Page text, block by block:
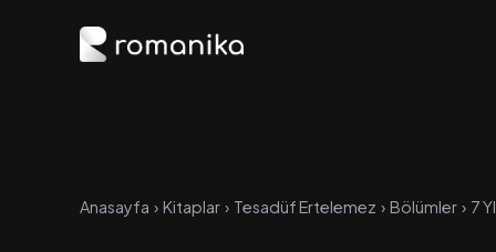
Anasayfa › Kitaplar › Tesadüf Ertelemez › Bölümler › 7